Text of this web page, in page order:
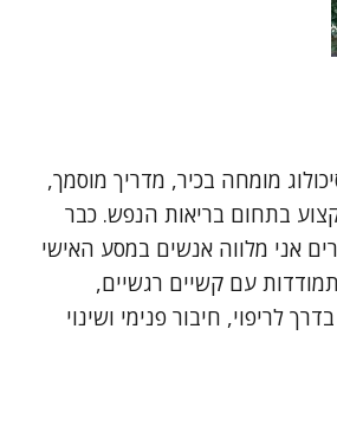
מומחה בכיר, מדריך מוסמך,
בתחום בריאות הנפש. כבר
אני מלווה אנשים במסע האישי
עם קשיים רגשיים,
לריפוי, חיבור פנימי ושינוי